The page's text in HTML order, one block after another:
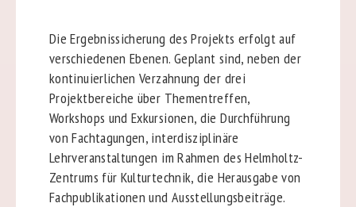
Die Ergebnissicherung des Projekts erfolgt auf
verschiedenen Ebenen. Geplant sind, neben der
kontinuierlichen Verzahnung der drei
Projektbereiche über Thementreffen,
Workshops und Exkursionen, die Durchführung
von Fachtagungen, interdisziplinäre
Lehrveranstaltungen im Rahmen des Helmholtz-
Zentrums für Kulturtechnik, die Herausgabe von
Fachpublikationen und Ausstellungsbeiträge.